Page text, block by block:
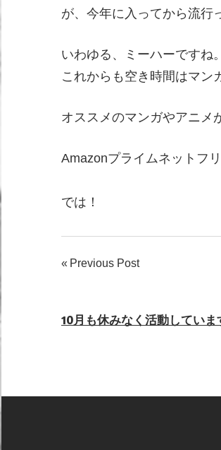
が、今年に入ってから流行
いわゆる、ミーハーですね
これからも空き時間はマン
オススメのマンガやアニメ
Amazonプライムネットフ
では！
稿
Previous Post
10月も休みなく活動していま